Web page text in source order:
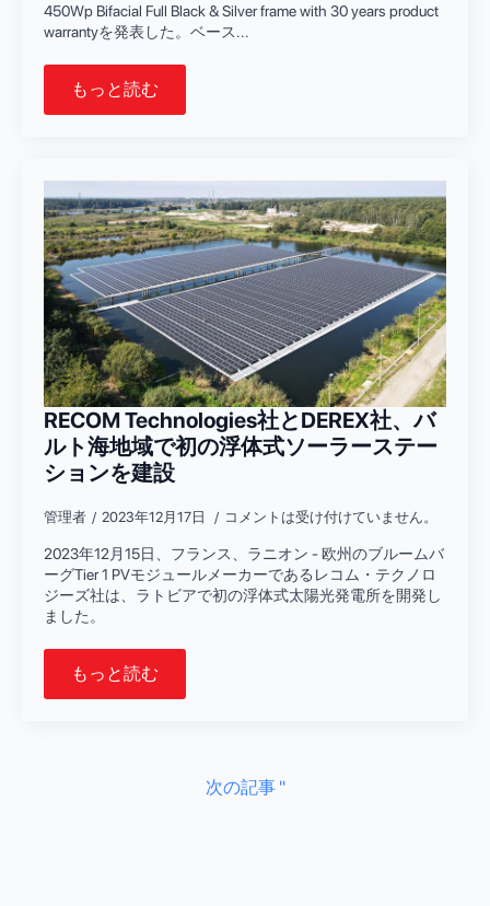
450Wp Bifacial Full Black & Silver frame with 30 years product
warrantyを発表した。ベース...
もっと読む
RECOM Technologies社とDEREX社、バ
ルト海地域で初の浮体式ソーラーステー
ションを建設
管理者 2023年12月17日 コメントは受け付けていません。
2023年12月15日、フランス、ラニオン - 欧州のブルームバ
ーグTier 1 PVモジュールメーカーであるレコム・テクノロ
ジーズ社は、ラトビアで初の浮体式太陽光発電所を開発し
ました。
もっと読む
次の記事 "